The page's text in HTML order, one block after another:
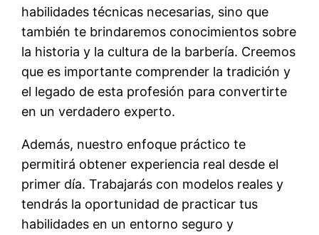
habilidades técnicas necesarias, sino que
también te brindaremos conocimientos sobre
la historia y la cultura de la barbería. Creemos
que es importante comprender la tradición y
el legado de esta profesión para convertirte
en un verdadero experto.
Además, nuestro enfoque práctico te
permitirá obtener experiencia real desde el
primer día. Trabajarás con modelos reales y
tendrás la oportunidad de practicar tus
habilidades en un entorno seguro y